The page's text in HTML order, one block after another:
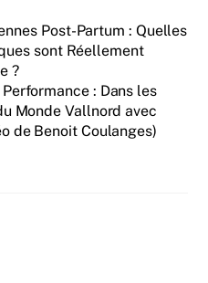
Post-Partum : Quelles
sont Réellement
?
: Dans les
Monde Vallnord avec
de Benoit Coulanges)